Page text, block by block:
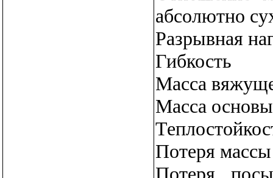
абсолютно
Разрывная
Гибкость
Масса
Масса
Потеря
Потеря